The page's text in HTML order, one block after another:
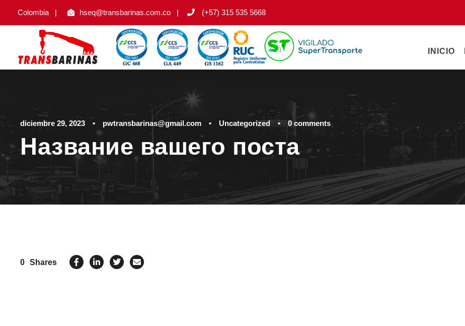
Colombia | hseq@transbarinas.com.co | (+57) 315 535 5668
INICIO
diciembre 29, 2023 • pwtransbarinas@gmail.com • Uncategorized • 0 comments
Название вашего поста
0 Shares